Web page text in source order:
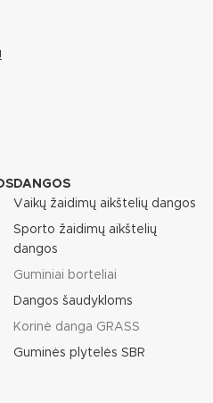
DANGOS
Vaikų žaidimų aikštelių dangos
Sporto žaidimų aikštelių
dangos
Guminiai borteliai
Dangos šaudykloms
Korinė danga GRASS
Guminės plytelės SBR